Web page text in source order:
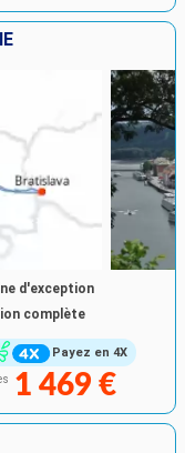
Payez en 4X
d'exception
complète
1 469 €